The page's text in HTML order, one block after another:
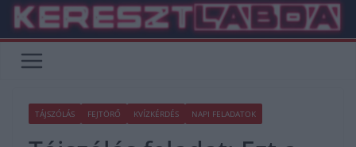
Skip
content
TÁJSZÓLÁS FEJTÖRŐ KVÍZKÉRDÉS NAPI FELADATOK